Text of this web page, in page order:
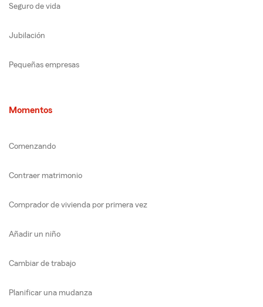
Seguro de vida
Jubilación
Pequeñas empresas
Momentos
Comenzando
Contraer matrimonio
Comprador de vivienda por primera vez
Añadir un niño
Cambiar de trabajo
Planificar una mudanza